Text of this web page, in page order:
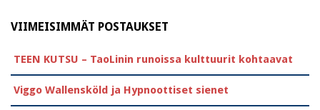
VIIMEISIMMÄT POSTAUKSET
TEEN KUTSU – TaoLinin runoissa kulttuurit kohtaavat
Viggo Wallensköld ja Hypnoottiset sienet